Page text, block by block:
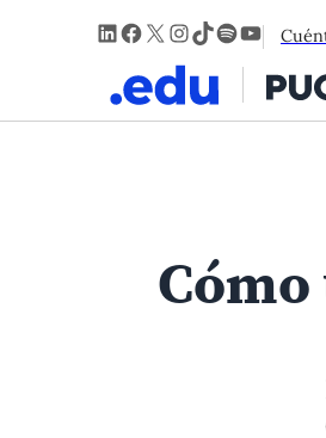
LinkedIn
Facebook
X Instagram
TikTok
Spotify